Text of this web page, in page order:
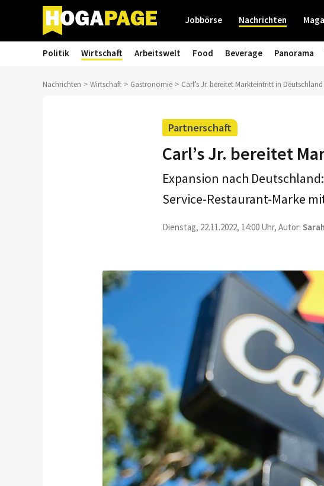
Jobbörse Nachrichten
Politik Wirtschaft Arbeitswelt Food Beverage Panorama
Nachrichten Wirtschaft Gastronomie Carl’s Jr. bereitet Markteintritt in
Partnerschaft
Carl’s Jr. bereitet
Expansion nach
Service-Restaurant-Marke
Dienstag, 22.11.2022, 14:00 Uhr, Autor: